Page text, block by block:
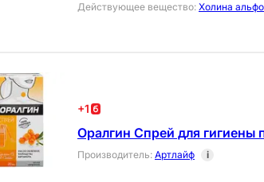
Действующее вещество: Холина
+1
Оралгин Спрей для гигиены
Производитель: Артлайф i